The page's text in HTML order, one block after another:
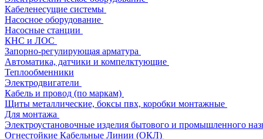
Кабеленесущие системы
Насосное оборудование
Насосные станции
КНС и ЛОС
Запорно-регулирующая арматура
Автоматика, датчики и компелктующие
Теплообменники
Электродвигатели
Кабель и провод (по маркам)
Щиты металлические, боксы пвх, коробки монтажные
Для монтажа
Электроустановочные изделия бытового и промышленного
Огнестойкие Кабельные Линии (ОКЛ)